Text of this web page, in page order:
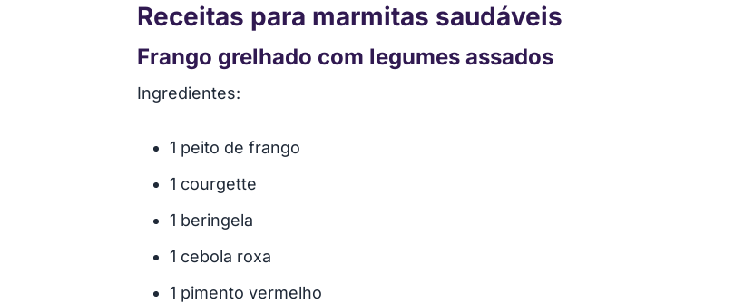
Receitas para marmitas saudáveis
Frango grelhado com legumes assados
Ingredientes:
1 peito de frango
1 courgette
1 beringela
1 cebola roxa
1 pimento vermelho